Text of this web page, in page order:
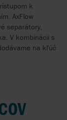
k
AxFlow
separátory,
V kombinácii s
na kľúč